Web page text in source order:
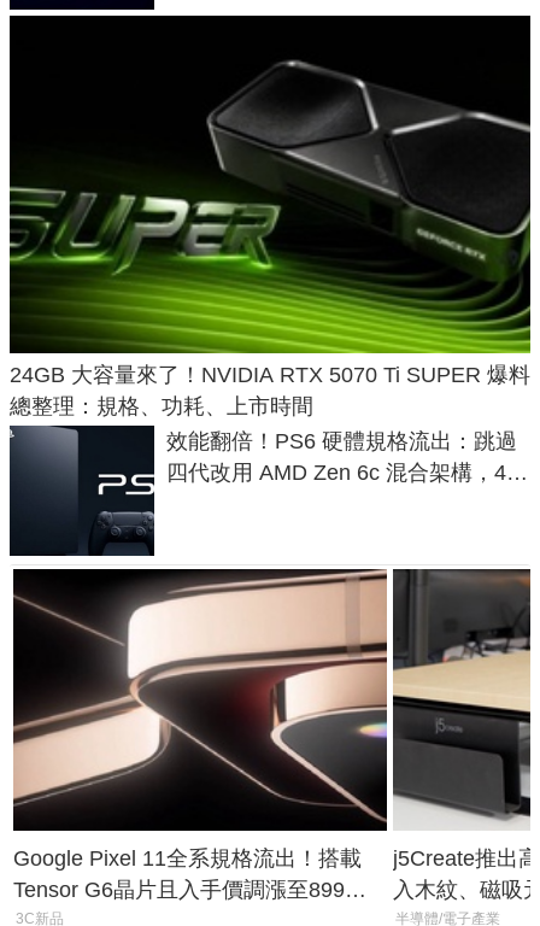
24GB 大容量來了！NVIDIA RTX 5070 Ti SUPER 爆料
總整理：規格、功耗、上市時間
效能翻倍！PS6 硬體規格流出：跳過
四代改用 AMD Zen 6c 混合架構，4K
Google Pixel 11全系規格流出！搭載
Tensor G6晶片且入手價調漲至899美
元
3C新品
j5Create推出
入木紋、磁吸
半導體/電子產業